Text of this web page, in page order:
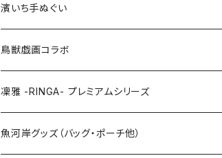
Lサイズ
LLサイズ
特大3Lサイズ
110cm
120cm
130cm
上下セット
100cm
120cm
濱いち手ぬぐい
鳥獣戯画コラボ
凜雅 -RINGA- プレミアムシリーズ
魚河岸グッズ（バッグ・ポーチ他）